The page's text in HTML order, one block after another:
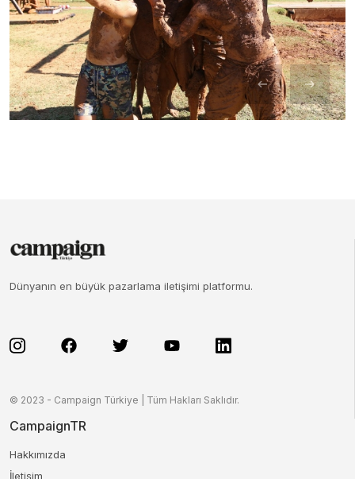
Dünyanın en büyük pazarlama iletişimi platformu.
© 2023 - Campaign Türkiye | Tüm Hakları Saklıdır.
CampaignTR
Hakkımızda
İletişim